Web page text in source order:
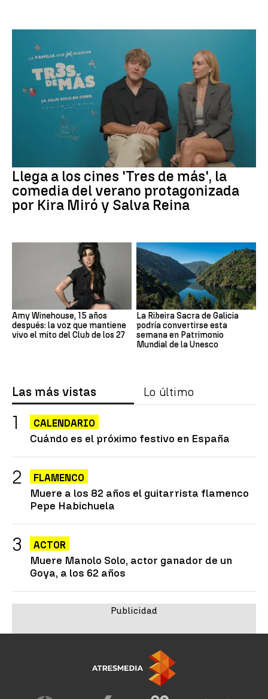
Llega a los cines 'Tres de más', la
comedia del verano protagonizada
por Kira Miró y Salva Reina
Amy Winehouse, 15 años
después: la voz que mantiene
vivo el mito del Club de los 27
La Ribeira Sacra de Galicia
podría convertirse esta
semana en Patrimonio
Mundial de la Unesco
Las más vistas Lo último
CALENDARIO
Cuándo es el próximo festivo en España
FLAMENCO
Muere a los 82 años el guitarrista flamenco
Pepe Habichuela
ACTOR
Muere Manolo Solo, actor ganador de un
Goya, a los 62 años